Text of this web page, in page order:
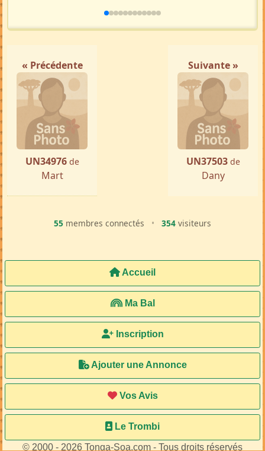
« Précédente
UN34976 de
Mart
Suivante »
UN37503 de
Dany
55 membres connectés • 354 visiteurs
Accueil
Ma Bal
Inscription
Ajouter une Annonce
Vos Avis
Le Trombi
© 2000 - 2026 Tonga-Soa.com - Tous droits réservés